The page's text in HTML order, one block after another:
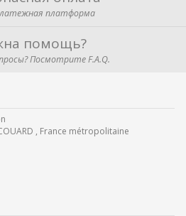
платформа
помощь?
Посмотрите F.A.Q.
, France métropolitaine